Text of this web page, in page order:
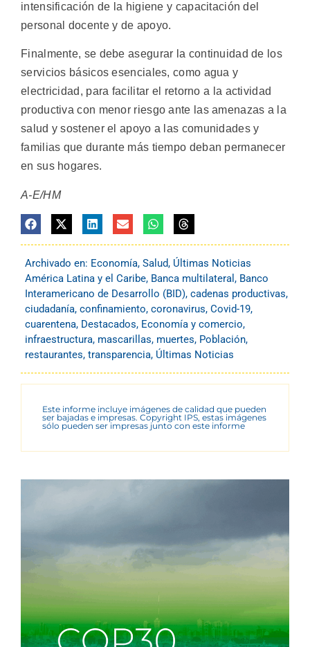
intensificación de la higiene y capacitación del
personal docente y de apoyo.
Finalmente, se debe asegurar la continuidad de los
servicios básicos esenciales, como agua y
electricidad, para facilitar el retorno a la actividad
productiva con menor riesgo ante las amenazas a la
salud y sostener el apoyo a las comunidades y
familias que durante más tiempo deban permanecer
en sus hogares.
A-E/HM
Archivado en: Economía, Salud, Últimas Noticias
América Latina y el Caribe, Banca multilateral , Banco
Interamericano de Desarrollo (BID), cadenas productivas,
ciudadanía, confinamiento, coronavirus, Covid-19,
cuarentena, Destacados, Economía y comercio,
infraestructura, mascarillas, muertes, Población,
restaurantes, transparencia, Últimas Noticias
Este informe incluye imágenes de calidad que pueden
ser bajadas e impresas. Copyright IPS, estas imágenes
sólo pueden ser impresas junto con este informe